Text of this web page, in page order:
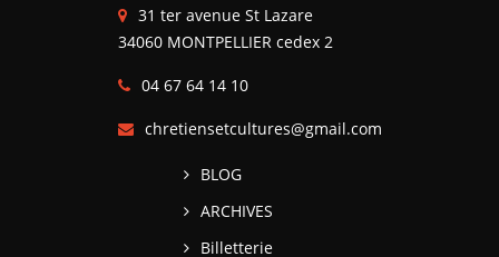
31 ter avenue St Lazare
34060 MONTPELLIER cedex 2
04 67 64 14 10
chretiensetcultures@gmail.com
BLOG
ARCHIVES
Billetterie